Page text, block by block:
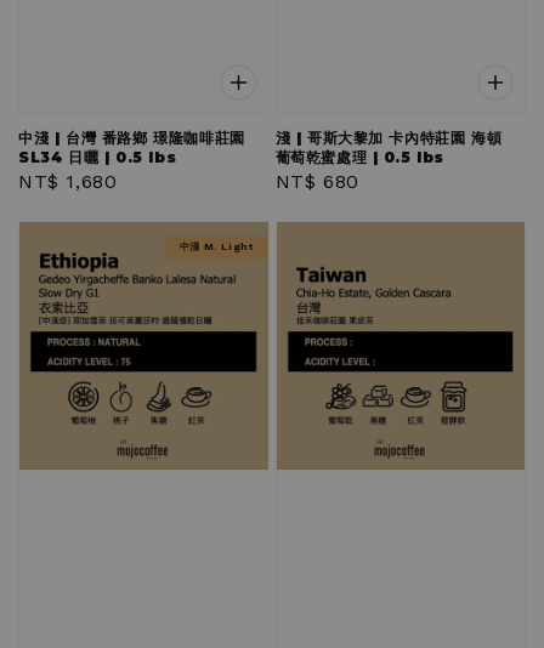
中淺 | 台灣 番路鄉 璟隆咖啡莊園
SL34 日曬 | 0.5 lbs
Regular
NT$ 1,680
淺 | 哥斯大黎加 卡內特莊園 海頓
葡萄乾蜜處理 | 0.5 lbs
Regular
NT$ 680
中淺 M. Light